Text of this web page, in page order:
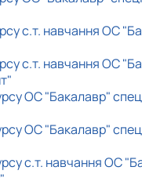
с.т. навчання ОС
с.т. навчання ОС
ОС "Бакалавр"
ОС "Бакалавр"
с.т. навчання ОС